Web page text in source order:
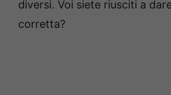
diversi. Voi siete riusciti a
corretta?